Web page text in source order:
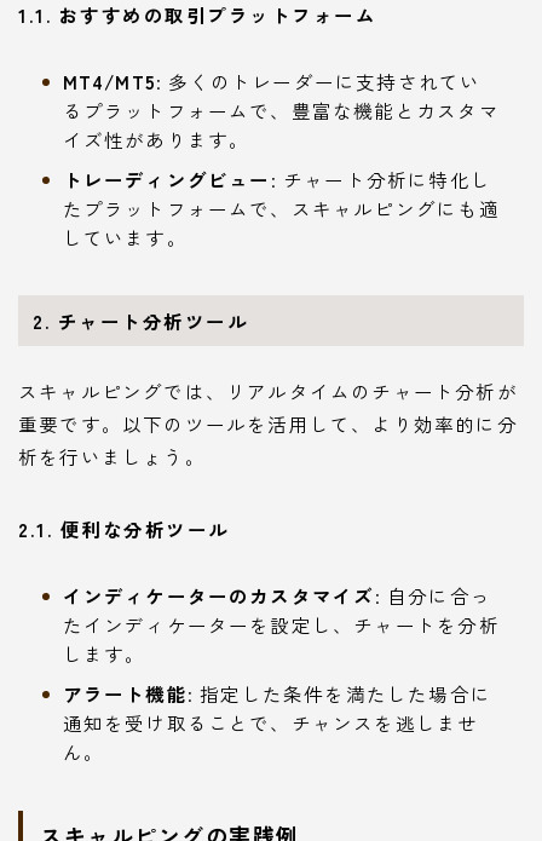
1.1. おすすめの取引プラットフォーム
MT4/MT5: 多くのトレーダーに支持されてい
るプラットフォームで、豊富な機能とカスタマ
イズ性があります。
トレーディングビュー : チャート分析に特化し
たプラットフォームで、スキャルピングにも適
しています。
2. チャート分析ツール
スキャルピングでは、リアルタイムのチャート分析が
重要です。以下のツールを活用して、より効率的に分
析を行いましょう。
2.1. 便利な分析ツール
インディケーターのカスタマイズ: 自分に合っ
たインディケーターを設定し、チャートを分析
します。
アラート機能: 指定した条件を満たした場合に
通知を受け取ることで、チャンスを逃しませ
ん。
スキャルピングの実践例